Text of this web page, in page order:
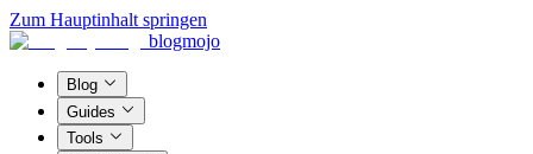
Zum Hauptinhalt springen
blogmojo
Blog
Guides
Tools